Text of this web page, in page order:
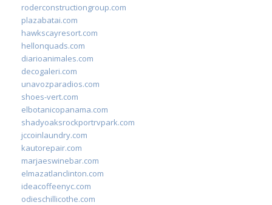
roderconstructiongroup.com
plazabatai.com
hawkscayresort.com
hellonquads.com
diarioanimales.com
decogaleri.com
unavozparadios.com
shoes-vert.com
elbotanicopanama.com
shadyoaksrockportrvpark.com
jccoinlaundry.com
kautorepair.com
marjaeswinebar.com
elmazatlanclinton.com
ideacoffeenyc.com
odieschillicothe.com